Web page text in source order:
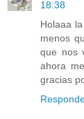
18:38
Holaaa
menos
que nos
ahora
gracias